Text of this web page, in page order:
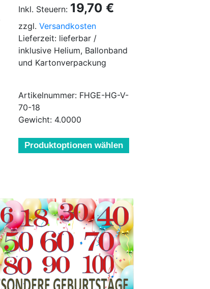
Inkl. Steuern: 19,70 €
zzgl. Versandkosten
Lieferzeit: lieferbar /
inklusive Helium, Ballonband
und Kartonverpackung
Artikelnummer: FHGE-HG-V-
70-18
Gewicht: 4.0000
Produktoptionen wählen